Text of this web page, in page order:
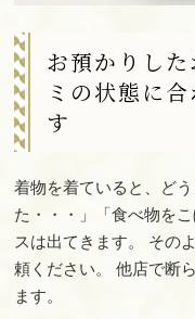
お預かりし
ミの状態に
す
着物を着ていると、ど
た・・・」「食べ物を
スは出てきます。 その
頼ください。 他店で断
ます。